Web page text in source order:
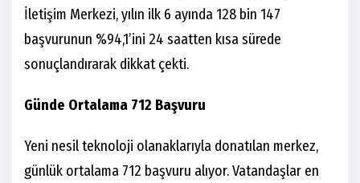
İletişim Merkezi, yılın ilk 6 ayında 128 bin 147
başvurunun %94,1’ini 24 saatten kısa sürede
sonuçlandırarak dikkat çekti.
Günde Ortalama 712 Başvuru
Yeni nesil teknoloji olanaklarıyla donatılan merkez,
günlük ortalama 712 başvuru alıyor. Vatandaşlar en